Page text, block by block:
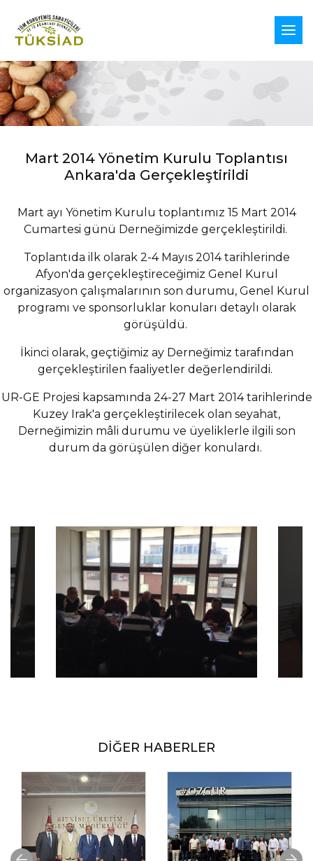
Mart 2014 Yönetim Kurulu Toplantısı
Ankara'da Gerçekleştirildi
Mart ayı Yönetim Kurulu toplantımız 15 Mart 2014
Cumartesi günü Derneğimizde gerçekleştirildi.
Toplantıda ilk olarak 2-4 Mayıs 2014 tarihlerinde
Afyon'da gerçekleştireceğimiz Genel Kurul
organizasyon çalışmalarının son durumu, Genel Kurul
programı ve sponsorluklar konuları detaylı olarak
görüşüldü.
İkinci olarak, geçtiğimiz ay Derneğimiz tarafından
gerçekleştirilen faaliyetler değerlendirildi.
UR-GE Projesi kapsamında 24-27 Mart 2014 tarihlerinde
Kuzey Irak'a gerçekleştirilecek olan seyahat,
Derneğimizin mâli durumu ve üyeliklerle ilgili son
durum da görüşülen diğer konulardı.
DİĞER HABERLER